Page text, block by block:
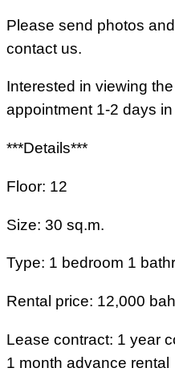
Please send photos
contact us.
Interested in viewing
appointment 1-2 days
***Details***
Floor: 12
Size: 30 sq.m.
Type: 1 bedroom 1
Rental price: 12,000
Lease contract: 1 year
1 month advance rental